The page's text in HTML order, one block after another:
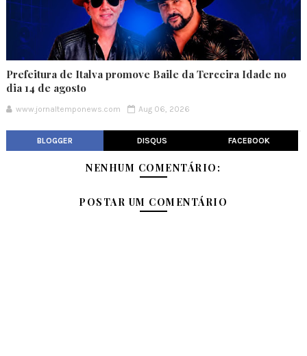
Prefeitura de Italva promove Baile da Terceira Idade no
dia 14 de agosto
www.jornaltemponews.com Aug 06, 2026
BLOGGER DISQUS FACEBOOK
NENHUM COMENTÁRIO:
POSTAR UM COMENTÁRIO